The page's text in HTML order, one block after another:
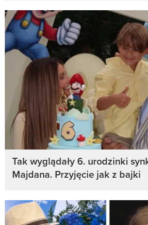
Tak wyglądały 6. urodzinki
Majdana. Przyjęcie jak z bajki